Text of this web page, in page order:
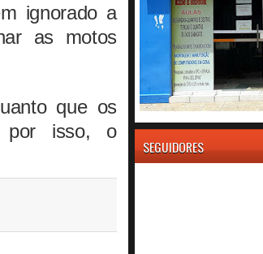
ignorado a
as motos
que os
por isso, o
SEGUIDORES